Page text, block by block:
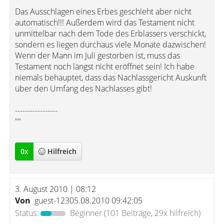
Das Ausschlagen eines Erbes geschieht aber nicht
automatisch!!! Außerdem wird das Testament nicht
unmittelbar nach dem Tode des Erblassers verschickt,
sondern es liegen durchaus viele Monate dazwischen!
Wenn der Mann im Juli gestorben ist, muss das
Testament noch längst nicht eröffnet sein! Ich habe
niemals behauptet, dass das Nachlassgericht Auskunft
über den Umfang des Nachlasses gibt!
-----------------
""
0x Hilfreich
3. August 2010 | 08:12
Von guest-12305.08.2010 09:42:05
Status:
Beginner(101 Beiträge, 29x hilfreich)